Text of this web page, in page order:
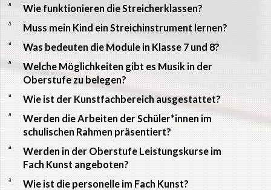
a Wie funktionieren die Streicherklassen?
a Muss mein Kind ein Streichinstrument lernen?
a Was bedeuten die Module in Klasse 7 und 8?
a
Welche Möglichkeiten gibt es Musik in der
Oberstufe zu belegen?
a Wie ist der Kunstfachbereich ausgestattet?
a
Werden die Arbeiten der Schüler*innen im
schulischen Rahmen präsentiert?
a
Werden in der Oberstufe Leistungskurse im
Fach Kunst angeboten?
a Wie ist die personelle im Fach Kunst?